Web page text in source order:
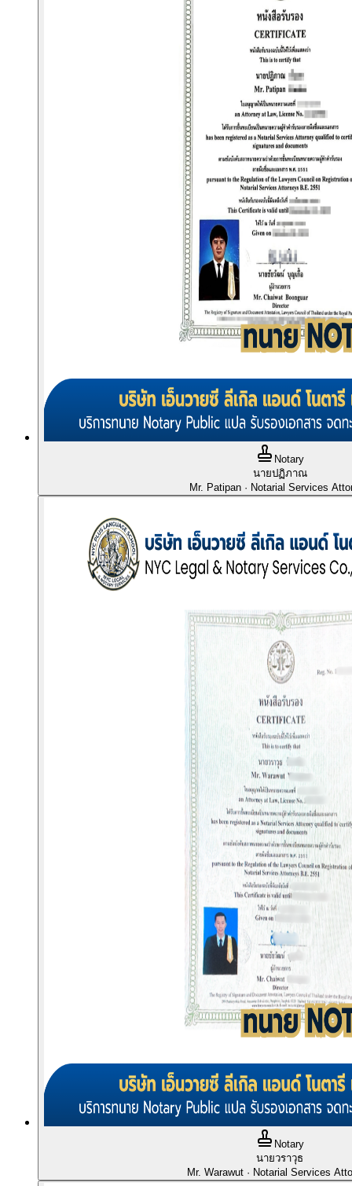
Notary
นายปฏิภาณ
Mr. Patipan · Notarial Services
Notary
นายวราวุธ
Mr. Warawut · Notarial Services